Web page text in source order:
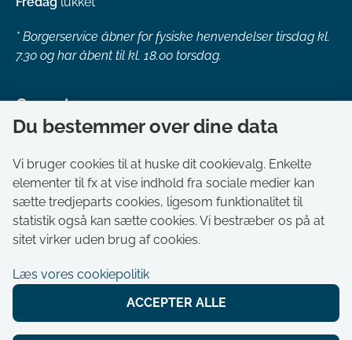
* Borgerservice åbner for fysiske henvendelser tirsdag kl.
7.30 og har åbent til kl. 18.00 torsdag.
Genveje
Om kommunen
Aktuelt
Akut hjælp
Bestil tid i Borgerservice
Ledige stillinger
Selvbetjening
Du bestemmer over dine data
Vi bruger cookies til at huske dit cookievalg. Enkelte
elementer til fx at vise indhold fra sociale medier kan
sætte tredjeparts cookies, ligesom funktionalitet til
statistik også kan sætte cookies. Vi bestræber os på at
sitet virker uden brug af cookies.
Læs vores cookiepolitik
ACCEPTER ALLE